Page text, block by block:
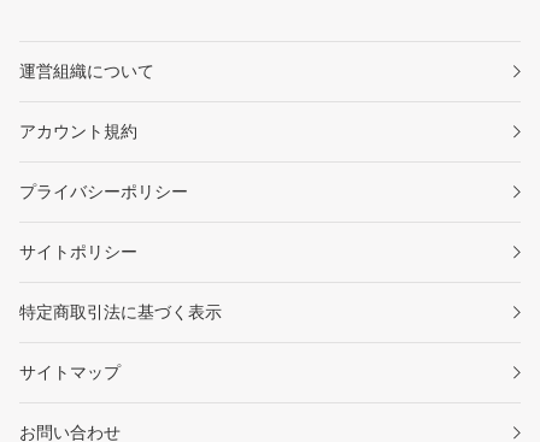
運営組織について
アカウント規約
プライバシーポリシー
サイトポリシー
特定商取引法に基づく表示
サイトマップ
お問い合わせ